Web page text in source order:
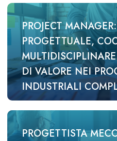
PROJECT
PROGETTUALE,
DI VALORE NEI
INDUSTRIALI
PROGETTISTA